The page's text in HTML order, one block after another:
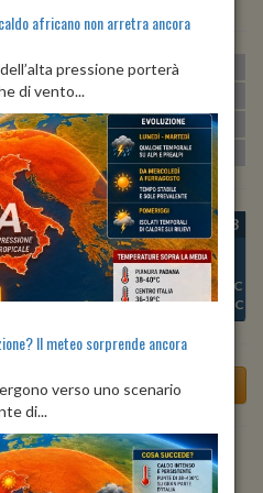
14º max:19º U:
16º max:19º
16º max:17º U:89% 94%
15º max:17º U:86%
10
18°C
22°C
MAR 11
Max:22°C
MER 12
Min:16°C
Max:17°C
GIO 13
15°C
Max:22°C
tra 5 giorni
africano non arretra ancora
pressione porterà
di vento...
Il meteo sorprende ancora
verso uno scenario
di...